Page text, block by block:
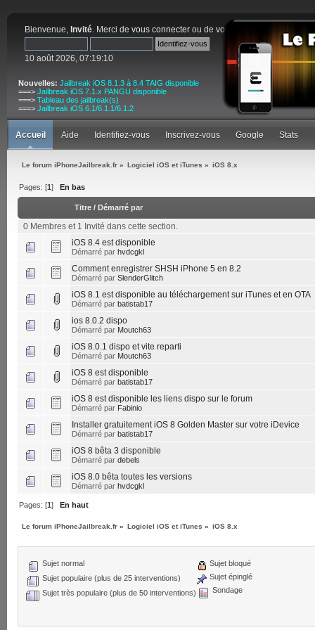
Bienvenue, Invité. Merci de vous connecter ou de vous inscrire
10 août 2026, 07:19:10
Nouvelles: Jailbreak iOS 8.1.3 à 8.4 TAIG disponible
===> Jailbreak iOS 7.1.x PANGU disponible
===> Tableau des jailbreak(s)
===> Jailbreak iOS 6.1/6.1.1/6.1.2
Accueil Aide Identifiez-vous Inscrivez-vous Google Stats
Le forum iPhoneJailbreak.fr » Logiciel iOS et iTunes » iOS 8.x
Pages: [1] En bas
Titre/ Démarré par
0 Membres et 1 Invité dans cette section.
iOS 8.4 est disponible
Démarré par hvdcgkl
Comment enregistrer SHSH iPhone 5 en 8.2
Démarré par SlenderGlitch
iOS 8.1 est disponible au téléchargement sur iTunes et en OTA
Démarré par batistab17
ios 8.0.2 dispo
Démarré par Moutch63
iOS 8.0.1 dispo et vite reparti
Démarré par Moutch63
iOS 8 est disponible
Démarré par batistab17
iOS 8 est disponible les liens dispo sur le forum
Démarré par Fabinio
Installer gratuitement iOS 8 Golden Master sur votre iDevice
Démarré par batistab17
iOS 8 bêta 3 disponible
Démarré par debels
iOS 8.0 bêta toutes les versions
Démarré par hvdcgkl
Pages: [1]En haut
Le forum iPhoneJailbreak.fr » Logiciel iOS et iTunes » iOS 8.x
Sujet normal
Sujet populaire (plus de 25 interventions)
Sujet très populaire (plus de 50 interventions)
Sujet bloqué
Sujet épinglé
Sondage